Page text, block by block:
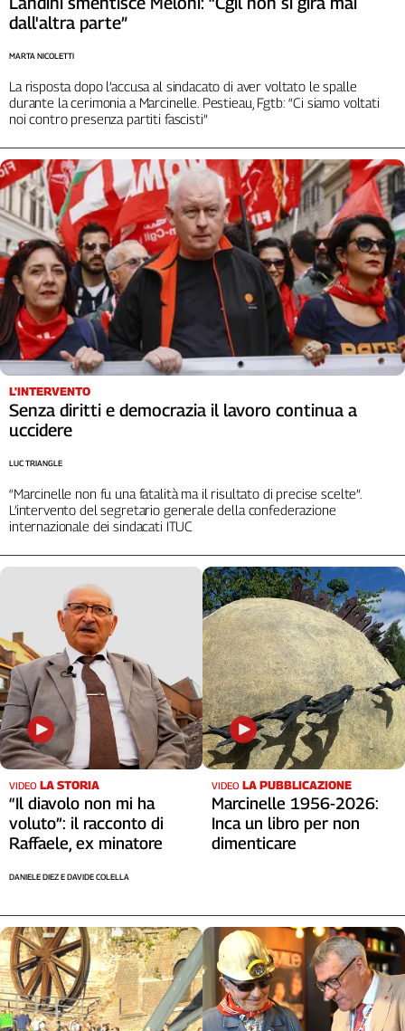
Liguria
Lombardia
Marche
Puglia
Sardegna
Sicilia
Toscana
Trentino
Umbria
Valle
D'Aosta
Veneto
Archivio
Storico
1955-
2014
Contatti
La
redazione
Newsletter
Social
dall'altra parte”
La risposta dopo l’accusa al sindacato di aver voltato le spalle
durante la cerimonia a Marcinelle. Pestieau, Fgtb: “Ci siamo voltati
noi contro presenza partiti fascisti”
MARTA NICOLETTI
L'INTERVENTO
Senza diritti e democrazia il lavoro continua a
uccidere
“Marcinelle non fu una fatalità ma il risultato di precise scelte”.
L’intervento del segretario generale della confederazione
internazionale dei sindacati ITUC
LUC TRIANGLE
VIDEO LA STORIA
“Il diavolo non mi ha
voluto”: il racconto di
Raffaele, ex minatore
DANIELE DIEZ E DAVIDE COLELLA
VIDEO LA PUBBLICAZIONE
Marcinelle 1956-2026:
Inca un libro per non
dimenticare